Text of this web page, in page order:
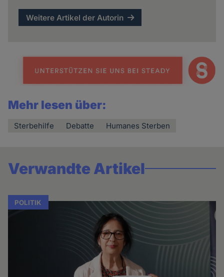
Weitere Artikel der Autorin
Mehr lesen über:
Sterbehilfe Debatte Humanes Sterben
Verwandte Artikel
POLITIK